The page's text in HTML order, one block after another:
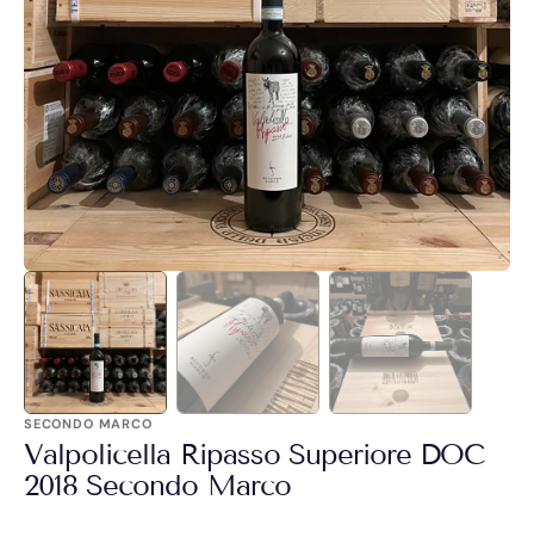
SECONDO MARCO
Valpolicella Ripasso Superiore DOC
2018 Secondo Marco
Apri
1
dei
contenuti
multimediali
nella
modalità
galleria